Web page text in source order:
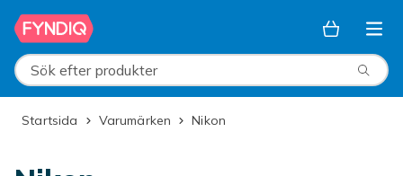
Hoppa till huvudinnehållet
Sök efter produkter
Startsida Varumärken Nikon